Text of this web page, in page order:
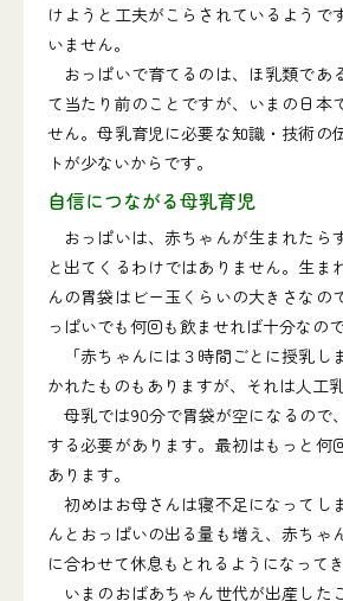
けようと工夫がこらされているようで
いません。
おっぱいで育てるのは、ほ乳類であ
て当たり前のことですが、いまの日本
せん。母乳育児に必要な知識・技術の
トが少ないからです。
自信につながる母乳育児
おっぱいは、赤ちゃんが生まれたら
と出てくるわけではありません。生ま
んの胃袋はビー玉くらいの大きさなの
っぱいでも何回も飲ませれば十分なので
「赤ちゃんには３時間ごとに授乳し
かれたものもありますが、それは人工
母乳では90分で胃袋が空になるので
する必要があります。最初はもっと何
あります。
初めはお母さんは寝不足になってし
んとおっぱいの出る量も増え、赤ちゃ
に合わせて休息もとれるようになってき
いまのおばあちゃん世代が出産した